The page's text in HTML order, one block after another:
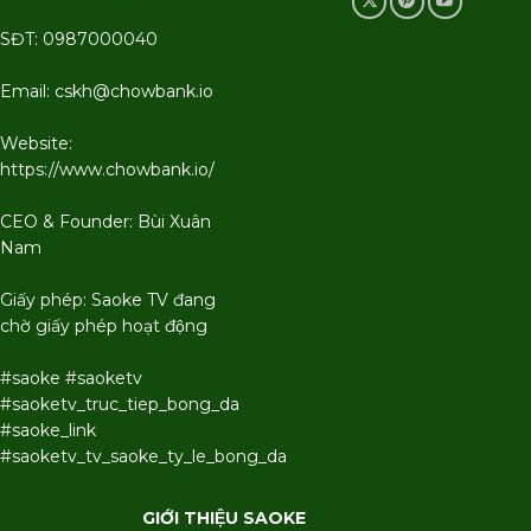
SĐT: 0987000040
Email: cskh@chowbank.io
Website:
https://www.chowbank.io/
CEO & Founder: Bùi Xuân
Nam
Giấy phép: Saoke TV đang
chờ giấy phép hoạt động
#saoke #saoketv
#saoketv_truc_tiep_bong_da
#saoke_link
#saoketv_tv_saoke_ty_le_bong_da
GIỚI THIỆU SAOKE